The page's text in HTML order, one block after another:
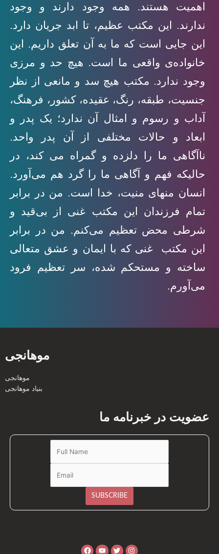
اهمیت هستند. همه وجود دارند و وجود
ندارند. این مکتب عظیم، تا ابد جریان دارد.
این جایی است که ما به آن تعلق داریم. این
خانواده‌ی واقعی ما است. هیچ حد و مرزی
وجود ندارد. مکتب هیچ سد و مانعی از نظر
جنسیت، طبقه، رنگ، عقیده، کشور، فرهنگ،
آداب و رسوم و امثال آن ندارد؛ یک پدر و
ابعاد و حالات مختلفی از آن پدر واحد.
ناآگاهی ما را دلزده و گمراه می کند، در
حالیکه فهم و آگاهی ما را گرد هم می‌آورد.
انسان منهای منیت، خدا است. من در برابر
تمام فرزندان این مکتب غنی از بی‌قید و
شرطی محض تعظیم می‌کنم. من در برابر
این مکتب غنی که با ایمان و عشق متعالی
ساخته و مستحکم شده، سر تعظیم فرود
می‌آورم.
موهانجی
موهانجی
بنیاد موهانجی
عضویت در خبرنامه ما
Facebook
YoutubeTwitterInstagram